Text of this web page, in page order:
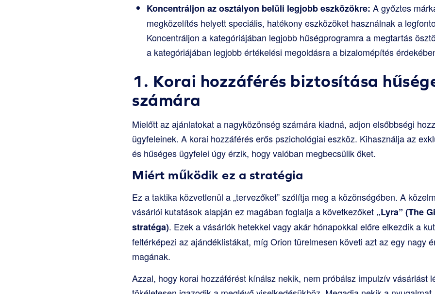
Koncentráljon az osztályon belüli legjobb eszközökre: A győztes
megközelítés helyett speciális, hatékony eszközöket használnak a
Koncentráljon a kategóriájában legjobb hűségprogramra a megtartás
a kategóriájában legjobb értékelési megoldásra a bizalomépítés
1. Korai hozzáférés biztosítása
számára
Mielőtt az ajánlatokat a nagyközönség számára kiadná, adjon elsőbbségi
ügyfeleinek. A korai hozzáférés erős pszichológiai eszköz. Kihasználja az
és hűséges ügyfelei úgy érzik, hogy valóban megbecsülik őket.
Miért működik ez a stratégia
Ez a taktika közvetlenül a „tervezőket” szólítja meg a közönségében. A
vásárlói kutatások alapján ez magában foglalja a következőket „Lyra” (The
stratéga). Ezek a vásárlók hetekkel vagy akár hónapokkal előre elkezdik a
feltérképezi az ajándéklistákat, míg Orion türelmesen követi azt az egy nagy
magának.
Azzal, hogy korai hozzáférést kínálsz nekik, nem próbálsz impulzív vásárlást